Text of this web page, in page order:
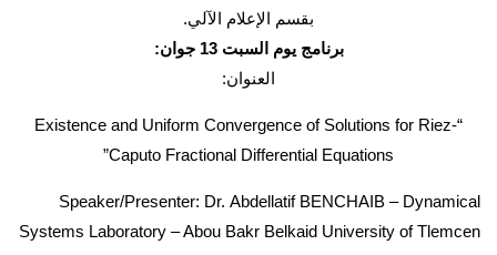
بقسم الإعلام الآلي.
برنامج يوم السبت 13 جوان:
العنوان:
“Existence and Uniform Convergence of Solutions for Riez-
Caputo Fractional Differential Equations”
Speaker/Presenter: Dr. Abdellatif BENCHAIB – Dynamical
Systems Laboratory – Abou Bakr Belkaid University of Tlemcen